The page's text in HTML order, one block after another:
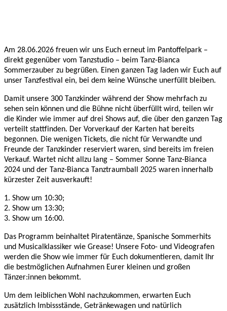
Am 28.06.2026 freuen wir uns Euch erneut im Pantoffelpark –
direkt gegenüber vom Tanzstudio – beim Tanz-Bianca
Sommerzauber zu begrüßen. Einen ganzen Tag laden wir Euch auf
unser Tanzfestival ein, bei dem keine Wünsche unerfüllt bleiben.
Damit unsere 300 Tanzkinder während der Show mehrfach zu
sehen sein können und die Bühne nicht überfüllt wird, teilen wir
die Kinder wie immer auf drei Shows auf, die über den ganzen Tag
verteilt stattfinden. Der Vorverkauf der Karten hat bereits
begonnen. Die wenigen Tickets, die nicht für Verwandte und
Freunde der Tanzkinder reserviert waren, sind bereits im freien
Verkauf. Wartet nicht allzu lang – Sommer Sonne Tanz-Bianca
2024 und der Tanz-Bianca Tanztraumball 2025 waren innerhalb
kürzester Zeit ausverkauft!
1. Show um 10:30;
2. Show um 13:30;
3. Show um 16:00.
Das Programm beinhaltet Piratentänze, Spanische Sommerhits
und Musicalklassiker wie Grease! Unsere Foto- und Videografen
werden die Show wie immer für Euch dokumentieren, damit Ihr
die bestmöglichen Aufnahmen Eurer kleinen und großen
Tänzer:innen bekommt.
Um dem leiblichen Wohl nachzukommen, erwarten Euch
zusätzlich Imbissstände, Getränkewagen und natürlich